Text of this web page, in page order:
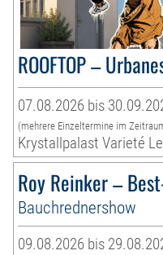
ROOFTOP –
07.08.2026 bis
(mehrere Einzeltermine im
Krystallpalast Varieté
Roy Reinker –
Bauchrednershow
09.08.2026 bis